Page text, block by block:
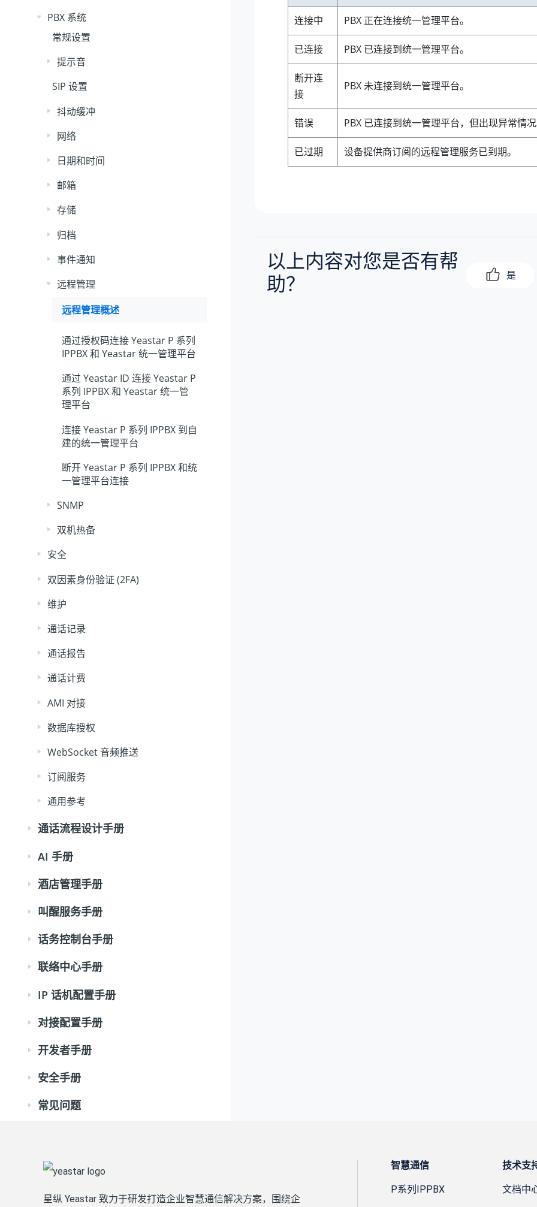
PBX 系统
常规设置
提示音
SIP 设置
抖动缓冲
网络
日期和时间
邮箱
存储
归档
事件通知
远程管理
远程管理概述
通过授权码连接Yeastar P 系列
IPPBX 和 Yeastar 统一管理平台
通过 Yeastar ID 连接Yeastar P
系列 IPPBX和 Yeastar统一管
理平台
连接Yeastar P 系列 IPPBX到自
建的统一管理平台
断开Yeastar P 系列 IPPBX和统
一管理平台连接
SNMP
双机热备
安全
双因素身份验证 (2FA)
维护
通话记录
通话报告
通话计费
AMI 对接
数据库授权
WebSocket 音频推送
订阅服务
通用参考
通话流程设计手册
AI 手册
酒店管理手册
叫醒服务手册
话务控制台手册
联络中心手册
IP 话机配置手册
对接配置手册
开发者手册
安全手册
常见问题
连接中 PBX 正在连接统一管理平台。
已连接 PBX 已连接到统一管理平台。
断开连
接
PBX 未连接到统一管理平台。
错误 PBX 已连接到统一管理平台，但出现异常情
已过期 设备提供商订阅的远程管理服务已到期。
以上内容对您是否有帮
助？
是
星纵 Yeastar 致力于研发打造企业智慧通信解决方案，围绕企
智慧通信
P系列IPPBX
技术支
文档中